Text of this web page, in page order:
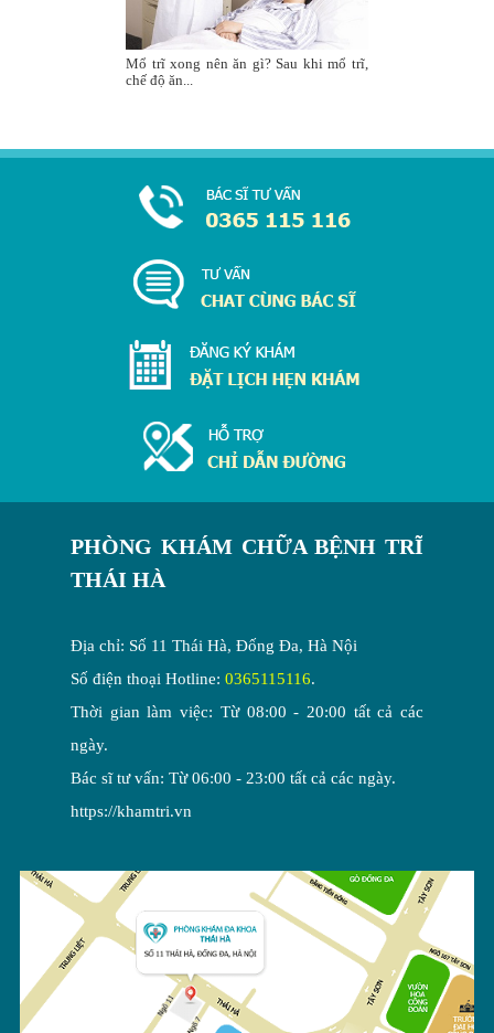
Mổ trĩ xong nên ăn gì? Sau khi mổ trĩ,
chế độ ăn...
PHÒNG KHÁM CHỮA BỆNH TRĨ
THÁI HÀ
Địa chỉ: Số 11 Thái Hà, Đống Đa, Hà Nội
Số điện thoại Hotline: 0365115116.
Thời gian làm việc: Từ 08:00 - 20:00 tất cả các
ngày.
Bác sĩ tư vấn: Từ 06:00 - 23:00 tất cả các ngày.
https://khamtri.vn